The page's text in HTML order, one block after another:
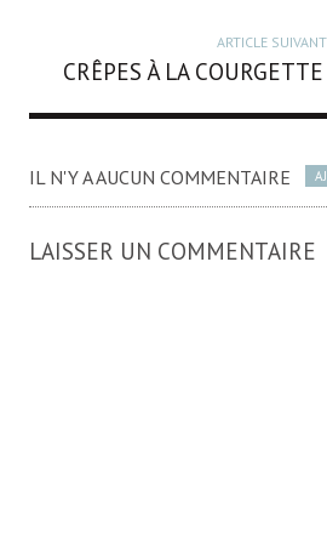
ARTICLE SUIVANT
CRÊPES À LA
IL N'Y A AUCUN COMMENTAIRE
LAISSER UN COMMENTAIRE